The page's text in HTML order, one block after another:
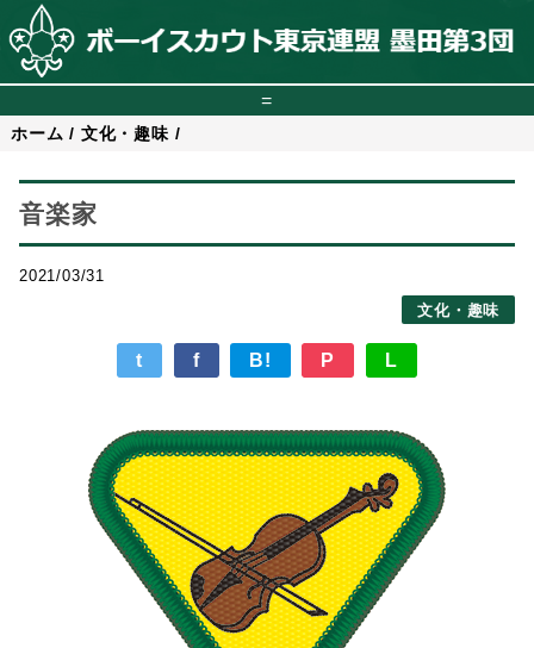
=
ホーム / 文化・趣味 /
音楽家
2021/03/31
文化・趣味
t f B! P L